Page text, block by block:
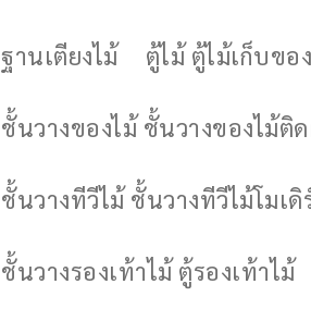
ฐานเตียงไม้ ตู้ไม้ ตู้ไม้เก็บของ
ชั้นวางของไม้ ชั้นวางของไม้ติ
ชั้นวางทีวีไม้ ชั้นวางทีวีไม้โมเดิ
ชั้นวางรองเท้าไม้ ตู้รองเท้าไม้